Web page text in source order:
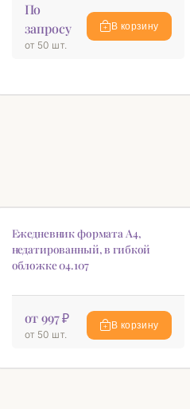
По
запросу
от 50 шт.
В корзину
Ежедневник формата А4,
недатированный, в гибкой
обложке 04.107
от 997 ₽
от 50 шт.
В корзину